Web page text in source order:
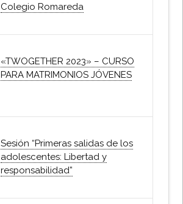
Colegio Romareda
«TWOGETHER 2023» – CURSO
PARA MATRIMONIOS JÓVENES
Sesión “Primeras salidas de los
adolescentes: Libertad y
responsabilidad”